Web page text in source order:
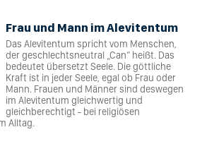
Frau und Mann im Alevitentum
Das Alevitentum spricht vom Menschen,
der geschlechtsneutral „Can“ heißt. Das
bedeutet übersetzt Seele. Die göttliche
Kraft ist in jeder Seele, egal ob Frau oder
Mann. Frauen und Männer sind deswegen
im Alevitentum gleichwertig und
gleichberechtigt - bei religiösen
Alltag.